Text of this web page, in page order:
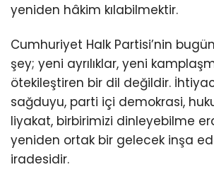
yeniden hâkim kılabilmektir.
Cumhuriyet Halk Partisi’nin
şey; yeni ayrılıklar, yeni
ötekileştiren bir dil değildir.
sağduyu, parti içi demokrasi,
liyakat, birbirimizi dinleyebilme
yeniden ortak bir gelecek inşa
iradesidir.